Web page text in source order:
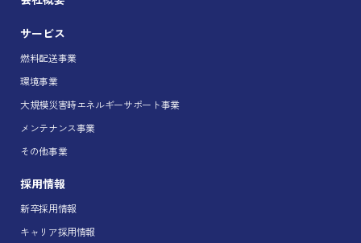
サービス
燃料配送事業
環境事業
大規模災害時エネルギーサポート事業
メンテナンス事業
その他事業
採用情報
新卒採用情報
キャリア採用情報